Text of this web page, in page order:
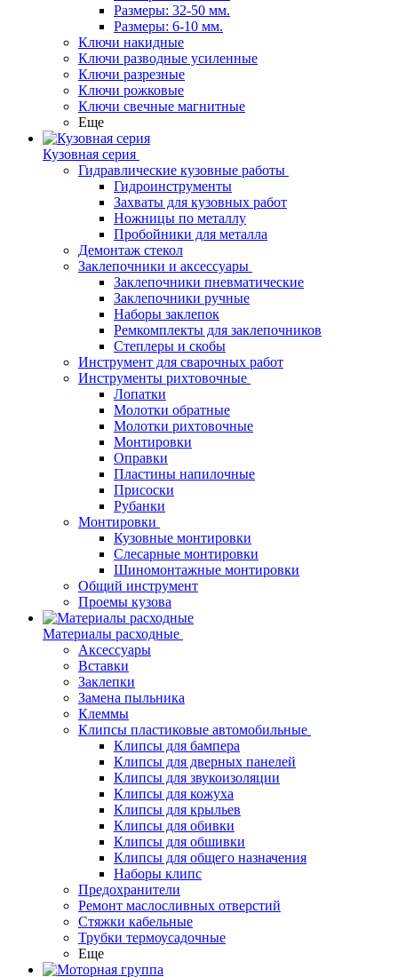
Размеры: 32-50 мм.
Размеры: 6-10 мм.
Ключи накидные
Ключи разводные усиленные
Ключи разрезные
Ключи рожковые
Ключи свечные магнитные
Еще
Кузовная серия
Гидравлические кузовные работы
Гидроинструменты
Захваты для кузовных работ
Ножницы по металлу
Пробойники для металла
Демонтаж стекол
Заклепочники и аксессуары
Заклепочники пневматические
Заклепочники ручные
Наборы заклепок
Ремкомплекты для заклепочников
Степлеры и скобы
Инструмент для сварочных работ
Инструменты рихтовочные
Лопатки
Молотки обратные
Молотки рихтовочные
Монтировки
Оправки
Пластины напилочные
Присоски
Рубанки
Монтировки
Кузовные монтировки
Слесарные монтировки
Шиномонтажные монтировки
Общий инструмент
Проемы кузова
Материалы расходные
Аксессуары
Вставки
Заклепки
Замена пыльника
Клеммы
Клипсы пластиковые автомобильные
Клипсы для бампера
Клипсы для дверных панелей
Клипсы для звукоизоляции
Клипсы для кожуха
Клипсы для крыльев
Клипсы для обивки
Клипсы для обшивки
Клипсы для общего назначения
Наборы клипс
Предохранители
Ремонт маслосливных отверстий
Стяжки кабельные
Трубки термоусадочные
Еще